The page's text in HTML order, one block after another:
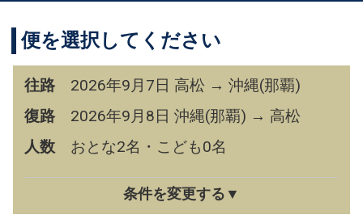
便を選択してください
往路
2026年9月7日 高松 → 沖縄(那覇)
復路
2026年9月8日 沖縄(那覇) → 高松
人数
おとな2名・こども0名
条件を変更する▼